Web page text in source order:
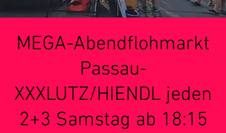
MEGA-Abendflohmarkt
Passau-
XXXLUTZ/HIENDL jeden
2+3 Samstag ab 18:15